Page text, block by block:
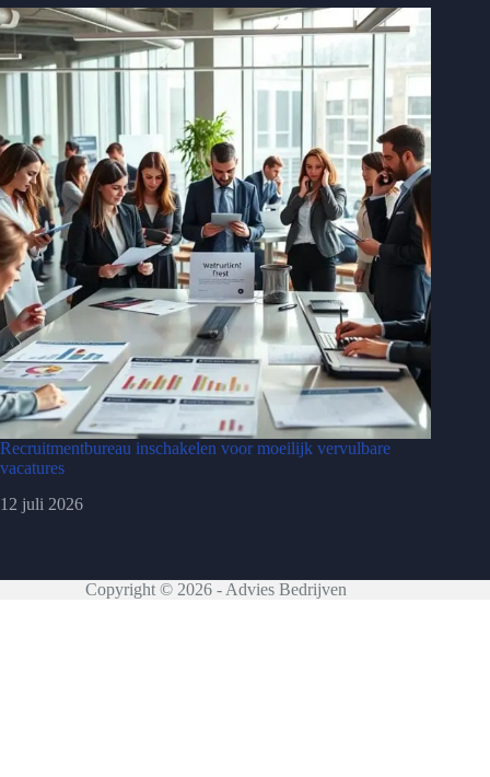
Recruitmentbureau inschakelen voor moeilijk vervulbare
vacatures
12 juli 2026
Copyright © 2026 - Advies Bedrijven